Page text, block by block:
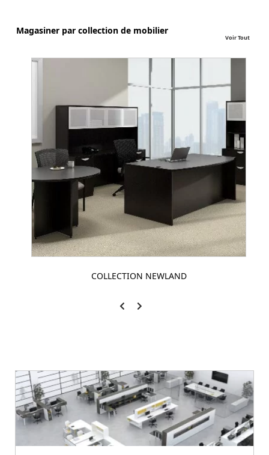
Magasiner par collection de mobilier
Voir Tout
COLLECTION NEWLAND